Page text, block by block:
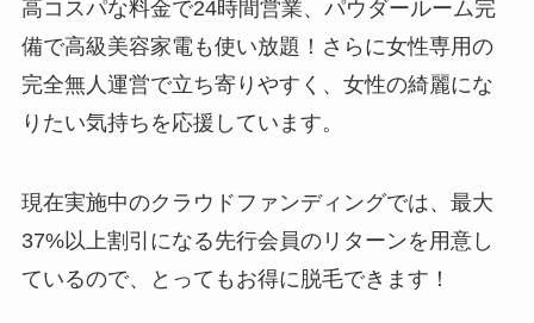
高コスパな料金で24時間営業、パウダールーム完
備で高級美容家電も使い放題！さらに女性専用の
完全無人運営で立ち寄りやすく、女性の綺麗にな
りたい気持ちを応援しています。
現在実施中のクラウドファンディングでは、最大
37%以上割引になる先行会員のリターンを用意し
ているので、とってもお得に脱毛できます！